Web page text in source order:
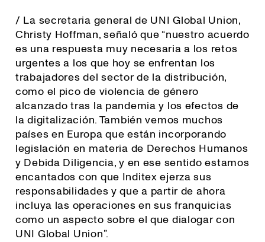
/ La secretaria general de UNI Global Union,
Christy Hoffman, señaló que “nuestro acuerdo
es una respuesta muy necesaria a los retos
urgentes a los que hoy se enfrentan los
trabajadores del sector de la distribución,
como el pico de violencia de género
alcanzado tras la pandemia y los efectos de
la digitalización. También vemos muchos
países en Europa que están incorporando
legislación en materia de Derechos Humanos
y Debida Diligencia, y en ese sentido estamos
encantados con que Inditex ejerza sus
responsabilidades y que a partir de ahora
incluya las operaciones en sus franquicias
como un aspecto sobre el que dialogar con
UNI Global Union”.